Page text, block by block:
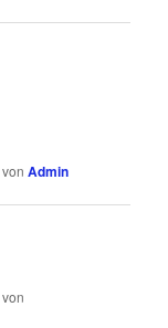
vonAdmin
von